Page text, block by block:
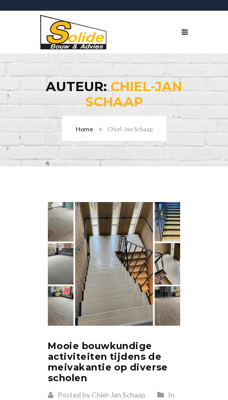
AUTEUR:CHIEL-JAN
SCHAAP
Home Chiel-Jan Schaap
Mooie bouwkundige
activiteiten tijdens de
meivakantie op diverse
scholen
Posted by Chiel-Jan Schaap
In